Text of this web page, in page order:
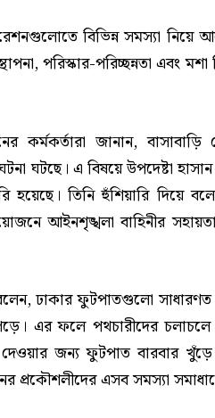
বিভিন্ন সমস্যা নিয়ে
পরিস্কার-পরিচ্ছন্নতা এবং
কর্মকর্তারা জানান,
ঘটছে। এ বিষয়ে উপদেষ্টা
হয়েছে। তিনি হুঁশিয়ারি
আইনশৃঙ্খলা বাহিনীর
ঢাকার ফুটপাতগুলো
এর ফলে পথচারীদের
দেওয়ার জন্য ফুটপাত বারবার
প্রকৌশলীদের এসব সমস্যা